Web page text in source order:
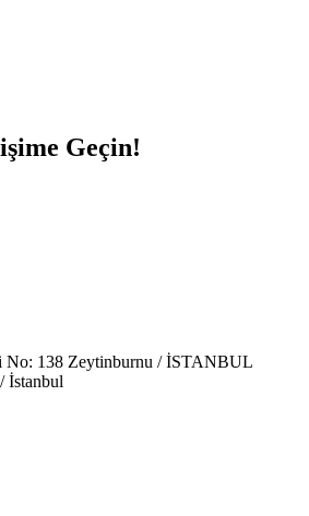
Geçin!
No: 138 Zeytinburnu / İSTANBUL
İstanbul